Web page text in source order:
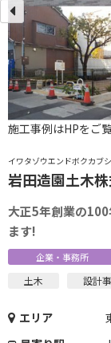
イワタゾウエンドボクカブ
岩田造園土木
大正5年創業の
ます!
企業・事務所
土木 設計
エリア
施工事例はHPをご